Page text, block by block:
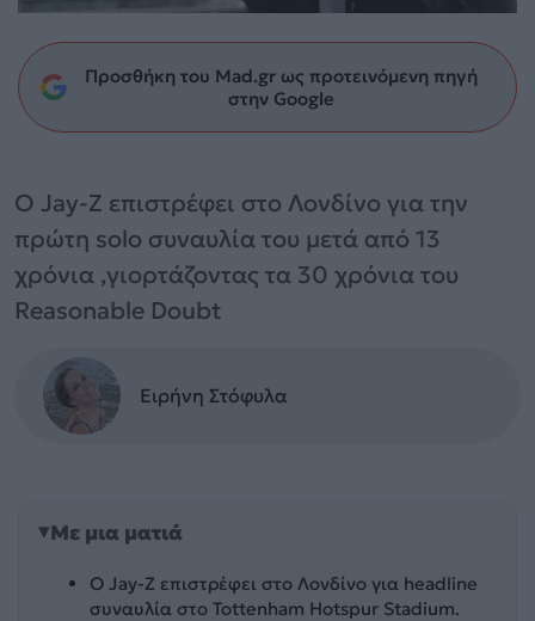
Προσθήκη του Mad.gr ως προτεινόμενη πηγή
στην Google
Ο Jay-Z επιστρέφει στο Λονδίνο για την
πρώτη solo συναυλία του μετά από 13
χρόνια ,γιορτάζοντας τα 30 χρόνια του
Reasonable Doubt
Ειρήνη Στόφυλα
Με μια ματιά
Ο Jay-Z επιστρέφει στο Λονδίνο για headline
συναυλία στο Tottenham Hotspur Stadium.